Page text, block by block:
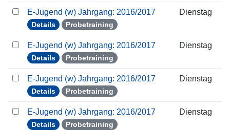
E-Jugend (w) Jahrgang: 2016/2017
Details Probetraining
Dienstag
E-Jugend (w) Jahrgang: 2016/2017
Details Probetraining
Dienstag
E-Jugend (w) Jahrgang: 2016/2017
Details Probetraining
Dienstag
E-Jugend (w) Jahrgang: 2016/2017
Details Probetraining
Dienstag